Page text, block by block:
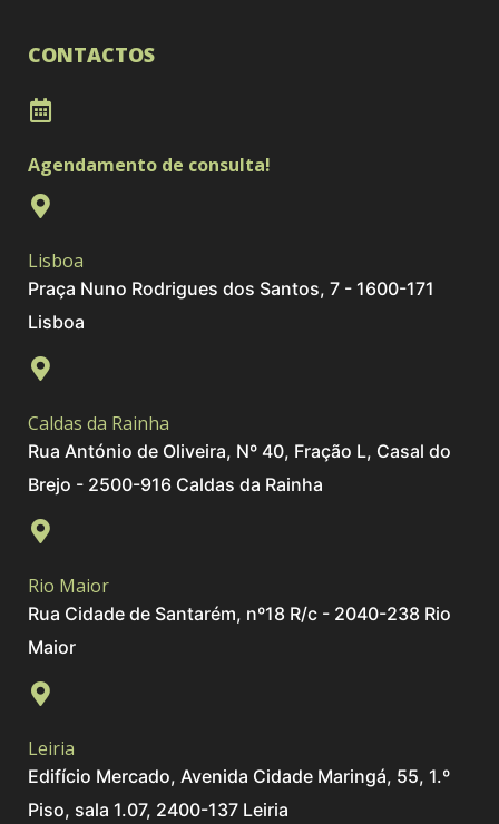
CONTACTOS
Agendamento de consulta!
Lisboa
Praça Nuno Rodrigues dos Santos, 7 - 1600-171
Lisboa
Caldas da Rainha
Rua António de Oliveira, Nº 40, Fração L, Casal do
Brejo - 2500-916 Caldas da Rainha
Rio Maior
Rua Cidade de Santarém, nº18 R/c - 2040-238 Rio
Maior
Leiria
Edifício Mercado, Avenida Cidade Maringá, 55, 1.º
Piso, sala 1.07, 2400-137 Leiria